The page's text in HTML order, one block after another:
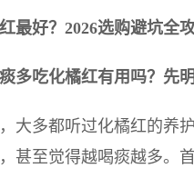
最好？ 2026选购避坑全
多吃化橘红有用吗？先
大多都听过化橘红的养
甚至觉得越喝痰越多。